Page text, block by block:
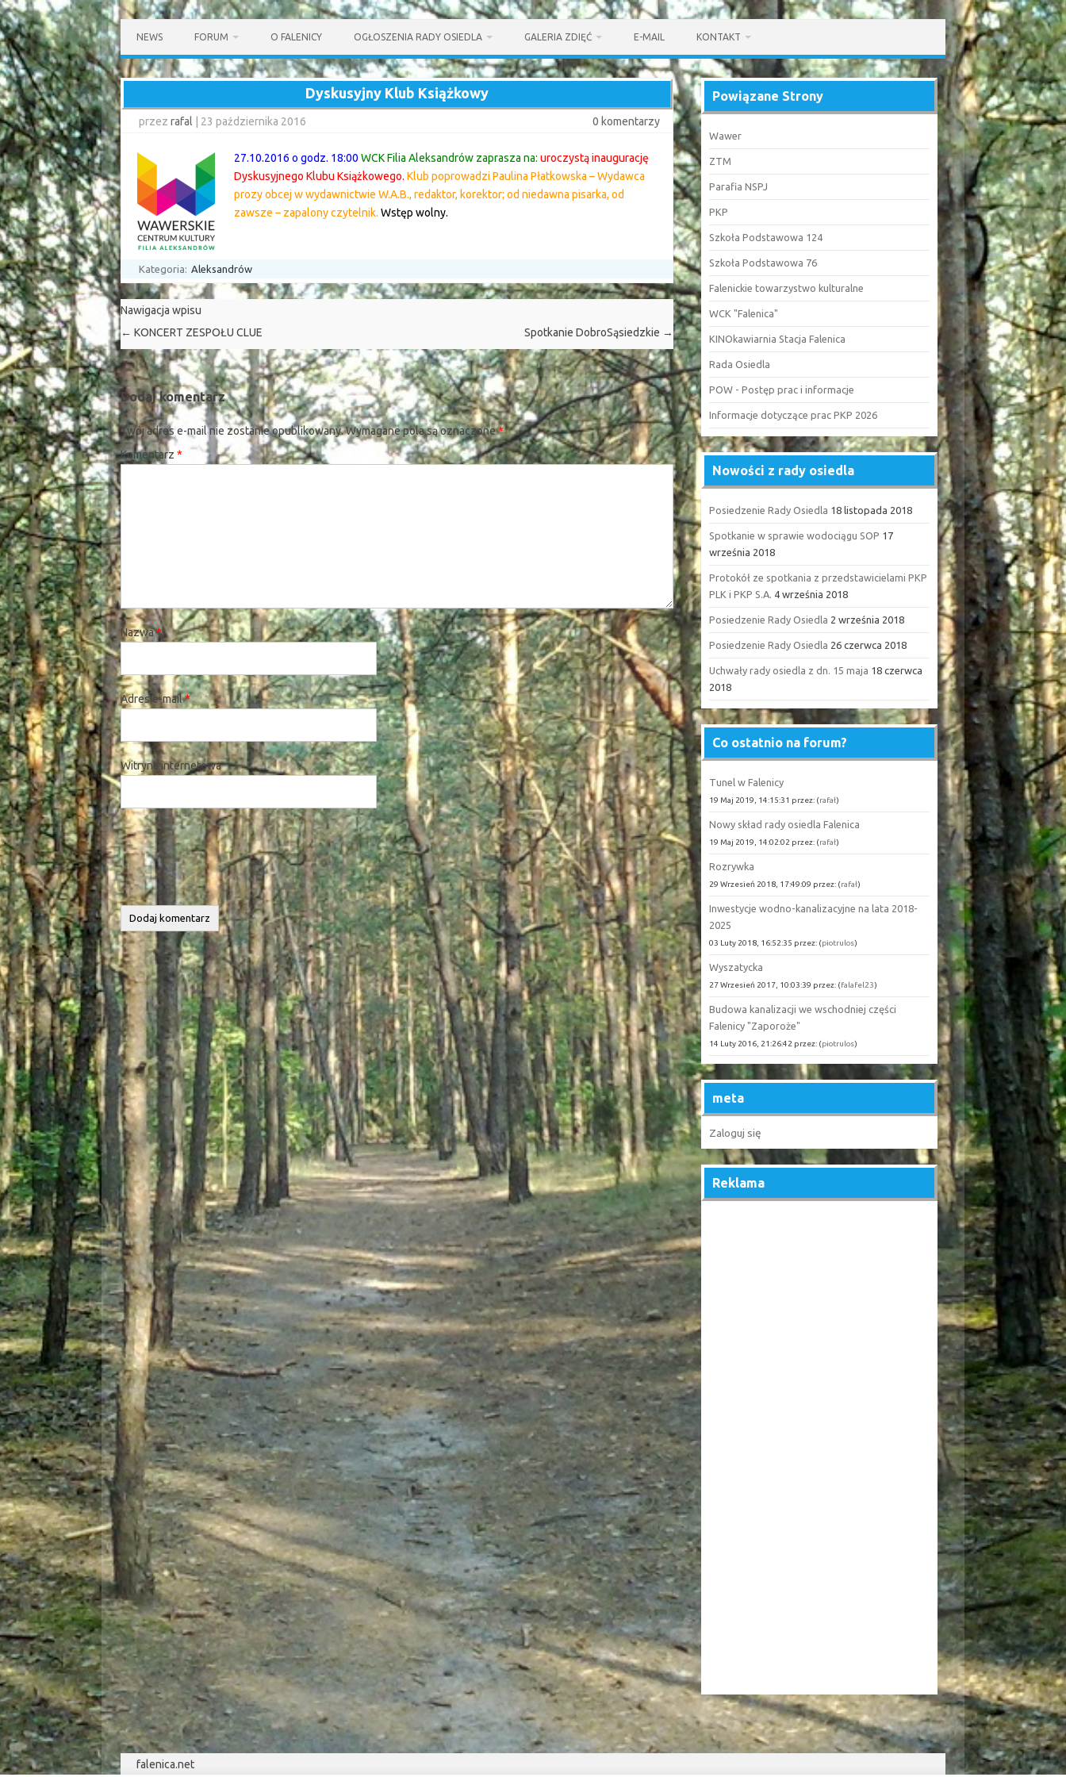
treści
NEWS FORUM O FALENICY OGŁOSZENIA RADY OSIEDLA GALERIA ZDIĘĆ E-MAIL KONTAKT
Dyskusyjny Klub Książkowy
przez rafal 23 października 2016 0 komentarzy
27.10.2016 o godz. 18:00 WCK Filia Aleksandrów zaprasza na: uroczystą inaugurację
Dyskusyjnego Klubu Książkowego. Klub poprowadzi Paulina Płatkowska – Wydawca
prozy obcej w wydawnictwie W.A.B., redaktor, korektor; od niedawna pisarka, od
zawsze – zapalony czytelnik. Wstęp wolny.
Kategoria: Aleksandrów
Nawigacja wpisu
← KONCERT ZESPOŁU CLUE Spotkanie DobroSąsiedzkie →
Dodaj komentarz
Twój adres e-mail nie zostanie opublikowany.Wymagane pola są oznaczone*
Komentarz *
Nazwa*
Adres e-mail*
Witryna internetowa
Powiązane Strony
Wawer
ZTM
Parafia NSPJ
PKP
Szkoła Podstawowa 124
Szkoła Podstawowa 76
Falenickie towarzystwo kulturalne
WCK "Falenica"
KINOkawiarnia Stacja Falenica
Rada Osiedla
POW - Postęp prac i informacje
Informacje dotyczące prac PKP 2026
Nowości z rady osiedla
Posiedzenie Rady Osiedla 18 listopada 2018
Spotkanie w sprawie wodociągu SOP 17
września 2018
Protokół ze spotkania z przedstawicielami PKP
PLK i PKP S.A. 4 września 2018
Posiedzenie Rady Osiedla 2 września 2018
Posiedzenie Rady Osiedla 26 czerwca 2018
Uchwały rady osiedla z dn. 15 maja 18 czerwca
2018
Co ostatnio na forum?
Tunel w Falenicy
19 Maj 2019, 14:15:31 przez: (rafał)
Nowy skład rady osiedla Falenica
19 Maj 2019, 14:02:02 przez: (rafał)
Rozrywka
29 Wrzesień 2018, 17:49:09 przez: (rafał)
Inwestycje wodno-kanalizacyjne na lata 2018-
2025
03 Luty 2018, 16:52:35 przez: (piotrulos)
Wyszatycka
27 Wrzesień 2017, 10:03:39 przez: (falafel23)
Budowa kanalizacji we wschodniej części
Falenicy "Zaporoże"
14 Luty 2016, 21:26:42 przez: (piotrulos)
meta
Zaloguj się
Reklama
falenica.net